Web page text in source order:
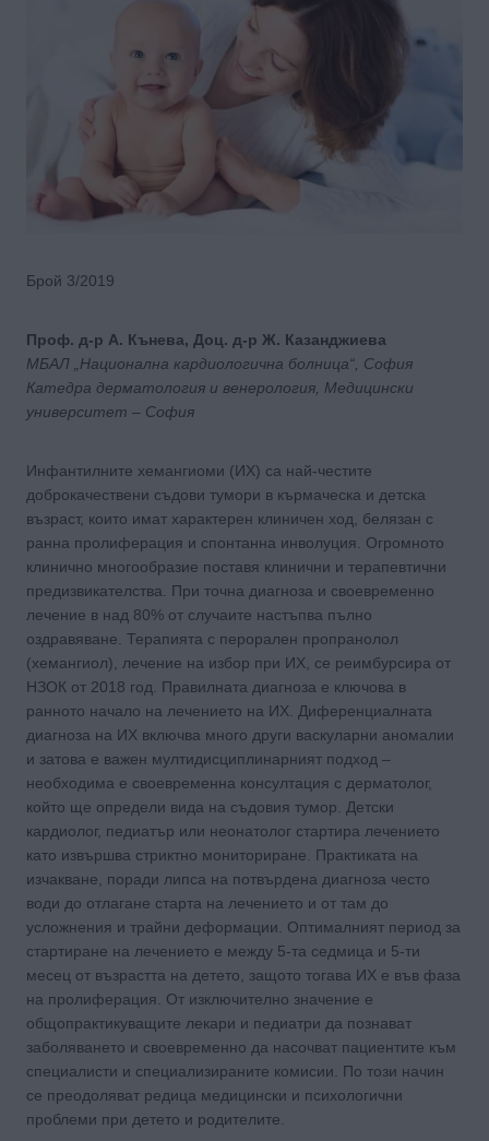
Брой 3/2019
Проф. д-р А. Кънева, Доц. д-р Ж. Казанджиева
МБАЛ „Национална кардиологична болница“, София
Катедра дерматология и венерология, Медицински
университет – София
Инфантилните хемангиоми (ИХ) са най-честите
доброкачествени съдови тумори в кърмаческа и детска
възраст, които имат характерен клиничен ход, белязан с
ранна пролиферация и спонтанна инволуция. Огромното
клинично многообразие поставя клинични и терапевтични
предизвикателства. При точна диагноза и своевременно
лечение в над 80% от случаите настъпва пълно
оздравяване. Терапията с перорален пропранолол
(хемангиол), лечение на избор при ИХ, се реимбурсира от
НЗОК от 2018 год. Правилната диагноза е ключова в
ранното начало на лечението на ИХ. Диференциалната
диагноза на ИХ включва много други васкуларни аномалии
и затова е важен мултидисциплинарният подход –
необходима е своевременна консултация с дерматолог,
който ще определи вида на съдовия тумор. Детски
кардиолог, педиатър или неонатолог стартира лечението
като извършва стриктно мониториране. Практиката на
изчакване, поради липса на потвърдена диагноза често
води до отлагане старта на лечението и от там до
усложнения и трайни деформации. Оптималният период за
стартиране на лечението е между 5-та седмица и 5-ти
месец от възрастта на детето, защото тогава ИХ е във фаза
на пролиферация. От изключително значение е
общопрактикуващите лекари и педиатри да познават
заболяването и своевременно да насочват пациентите към
специалисти и специализираните комисии. По този начин
се преодоляват редица медицински и психологични
проблеми при детето и родителите.